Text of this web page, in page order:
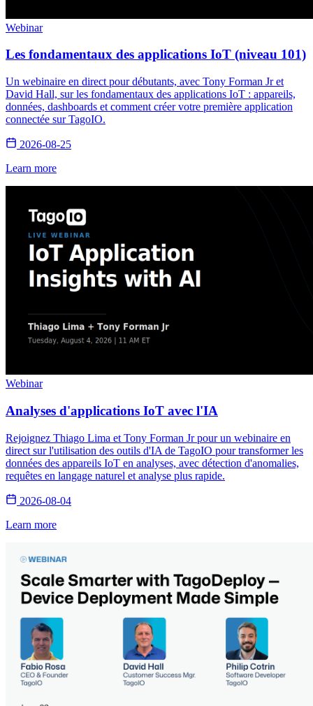
Webinar
Les fondamentaux des applications IoT (niveau 101)
Un webinaire en direct pour débutants, avec Tony Forman Jr et
David Hall, sur les fondamentaux des applications IoT : appareils,
données, dashboards et comment créer votre première application
connectée sur TagoIO.
2026-08-25
Learn more
Webinar
Analyses d'applications IoT avec l'IA
Rejoignez Thiago Lima et Tony Forman Jr pour un webinaire en
direct sur l'utilisation des outils d'IA de TagoIO pour transformer les
données des appareils IoT en analyses, avec détection d'anomalies,
requêtes en langage naturel et analyse plus rapide.
2026-08-04
Learn more